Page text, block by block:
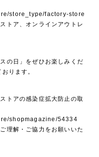
store_type/factory-store
トア、オンラインアウトレ
の日」をぜひお楽しみくだ
ります。
トアの感染症拡大防止の取
shopmagazine/54334
理解・ご協力をお願いいた